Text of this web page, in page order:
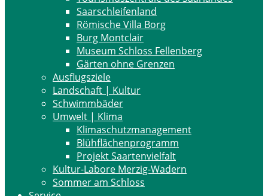
Saarschleifenland
Römische Villa Borg
Burg Montclair
Museum Schloss Fellenberg
Gärten ohne Grenzen
Ausflugsziele
Landschaft | Kultur
Schwimmbäder
Umwelt | Klima
Klimaschutzmanagement
Blühflächenprogramm
Projekt Saartenvielfalt
Kultur-Labore Merzig-Wadern
Sommer am Schloss